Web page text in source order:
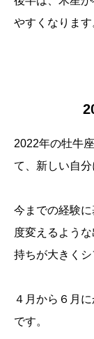
やすくなります
2022年の牡牛
て、新しい自
今までの経験
度変えるよう
持ちが大きく
４月から６月
です。